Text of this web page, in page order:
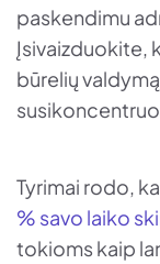
paskendimu
Įsivaizduokite,
būrelių
Tyrimai rodo,
% savo laiko
tokioms kaip